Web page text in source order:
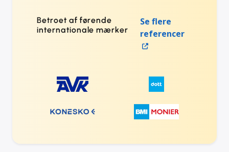
Betroet af førende
internationale mærker
Se flere
referencer